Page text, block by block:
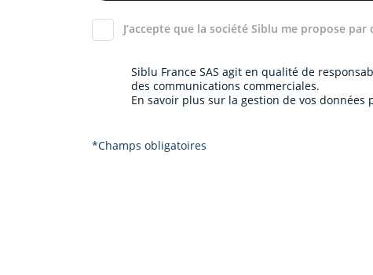
J’accepte que la société Siblu me propose
Siblu France SAS agit en qualité de
des communications commerciales.
En savoir plus sur la gestion de vos données
*Champs obligatoires